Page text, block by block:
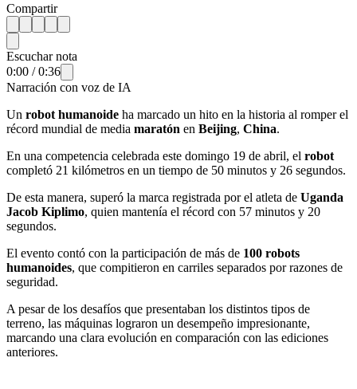
Compartir
Escuchar nota
0:00 /0:36
Narración con voz de IA
Un robot humanoide ha marcado un hito en la historia al romper el
récord mundial de media maratón en Beijing, China.
En una competencia celebrada este domingo 19 de abril, el robot
completó 21 kilómetros en un tiempo de 50 minutos y 26 segundos.
De esta manera, superó la marca registrada por el atleta de Uganda
Jacob Kiplimo, quien mantenía el récord con 57 minutos y 20
segundos.
El evento contó con la participación de más de 100 robots
humanoides, que compitieron en carriles separados por razones de
seguridad.
A pesar de los desafíos que presentaban los distintos tipos de
terreno, las máquinas lograron un desempeño impresionante,
marcando una clara evolución en comparación con las ediciones
anteriores.